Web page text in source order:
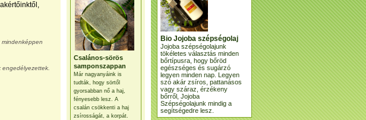
Csalános-sörös
samponszappan
Már nagyanyáink is
tudták, hogy sörtől
gyorsabban nő a haj,
fényesebb lesz. A
csalán csökkenti a haj
zsírosságát, a korpát.
mindenképpen
Bio Jojoba szépségolaj
Jojoba szépségolajunk
tökéletes választás minden
bőrtípusra, hogy bőröd
egészséges és sugárzó
legyen minden nap. Legyen
szó akár zsíros, pattanásos
vagy száraz, érzékeny
bőrről, Jojoba
Szépségolajunk mindig a
segítségedre lesz.